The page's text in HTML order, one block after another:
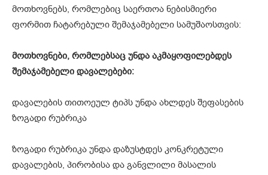
მოთხოვნებს, რომლებიც საერთოა ნებისმიერი
ფორმით ჩატარებული შემაჯამებელი სამუშაოსთვის:
მოთხოვნები, რომლებსაც უნდა აკმაყოფილებდეს
შემაჯამებელი დავალებები:
დავალების თითოეულ ტიპს უნდა ახლდეს შეფასების
ზოგადი რუბრიკა
ზოგადი რუბრიკა უნდა დაზუსტდეს კონკრეტული
დავალების, პირობისა და განვლილი მასალის